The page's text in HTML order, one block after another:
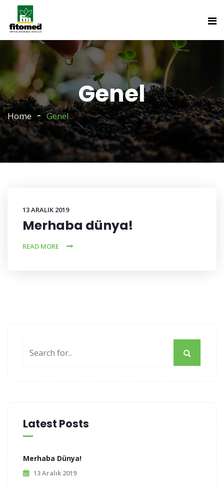
Genel
Home Genel
13 ARALIK 2019
Merhaba dünya!
READ MORE
Latest Posts
Merhaba Dünya!
13 Aralık 2019